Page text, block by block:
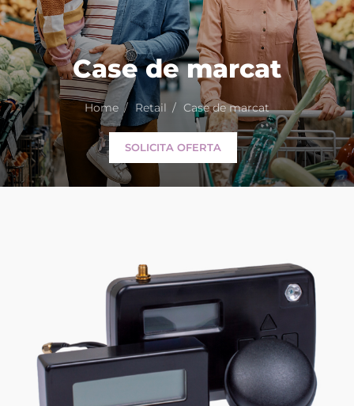
Case de marcat
Home Retail Case de marcat
SOLICITA OFERTA